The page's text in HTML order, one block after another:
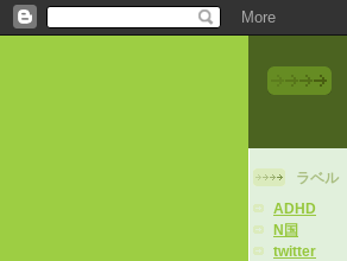
ラベル
ADHD
N国
twitter